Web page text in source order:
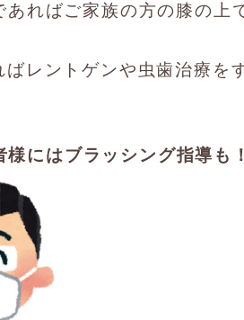
あればご家族の方の膝の上
ばレントゲンや虫歯治療を
にはブラッシング指導も！